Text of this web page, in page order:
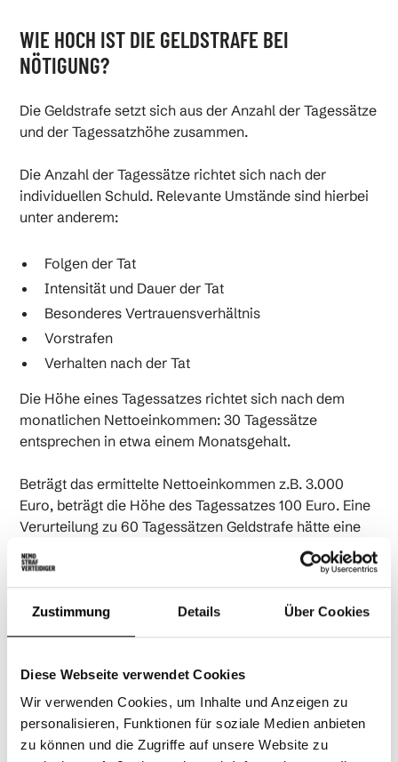
Zustimmung Details Über Cookies
Diese Webseite verwendet Cookies
Wir verwenden Cookies, um Inhalte und Anzeigen zu
personalisieren, Funktionen für soziale Medien anbieten
zu können und die Zugriffe auf unsere Website zu
WIE HOCH IST DIE GELDSTRAFE BEI
NÖTIGUNG?
Die Geldstrafe setzt sich aus der Anzahl der Tagessätze
und der Tagessatzhöhe zusammen.
Die Anzahl der Tagessätze richtet sich nach der
individuellen Schuld. Relevante Umstände sind hierbei
unter anderem:
Folgen der Tat
Intensität und Dauer der Tat
Besonderes Vertrauensverhältnis
Vorstrafen
Verhalten nach der Tat
Die Höhe eines Tagessatzes richtet sich nach dem
monatlichen Nettoeinkommen: 30 Tagessätze
entsprechen in etwa einem Monatsgehalt.
Beträgt das ermittelte Nettoeinkommen z.B. 3.000
Euro, beträgt die Höhe des Tagessatzes 100 Euro. Eine
Verurteilung zu 60 Tagessätzen Geldstrafe hätte eine
Gesamtgeldstrafe von 6.000 Euro zur Folge.
BeiErsttätern ohne Vorstrafenist in einfachen Fällen
häufig eine Einstellung oder eine Geldstrafe realistisch.
Eine Freiheitsstrafe ohne Bewährung ist bei einfacher
{{orange-cta}}